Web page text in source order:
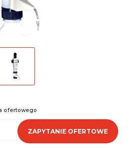
ofertowego
ZAPYTANIE OFERTOWE